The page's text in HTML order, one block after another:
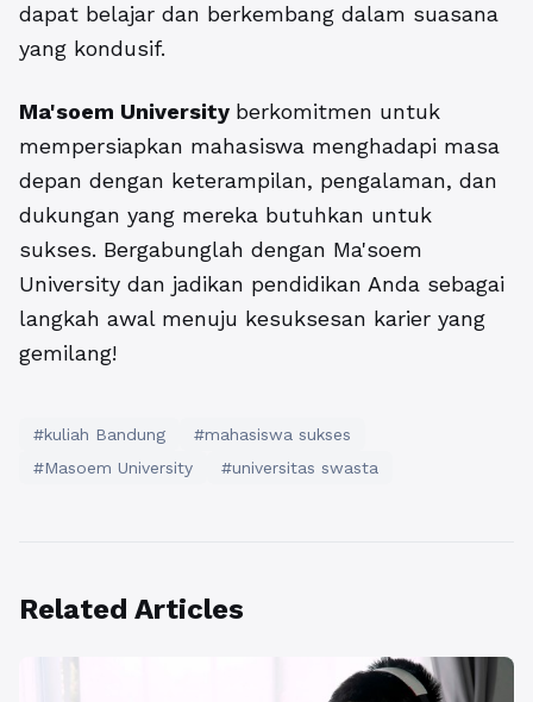
dapat belajar dan berkembang dalam suasana
yang kondusif.
Ma'soem University berkomitmen untuk
mempersiapkan mahasiswa menghadapi masa
depan dengan keterampilan, pengalaman, dan
dukungan yang mereka butuhkan untuk
sukses. Bergabunglah dengan Ma'soem
University dan jadikan pendidikan Anda sebagai
langkah awal menuju kesuksesan karier yang
gemilang!
#kuliah Bandung
#mahasiswa sukses
#Masoem University
#universitas swasta
Related Articles